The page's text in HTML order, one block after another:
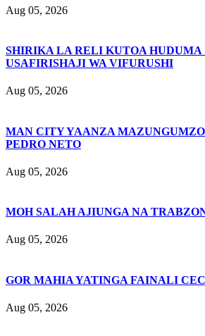
Aug 05, 2026
SHIRIKA LA RELI KUTOA HUDUMA
USAFIRISHAJI WA VIFURUSHI
Aug 05, 2026
MAN CITY YAANZA
PEDRO NETO
Aug 05, 2026
MOH SALAH AJIUNGA NA
Aug 05, 2026
GOR MAHIA YATINGA FAINALI
Aug 05, 2026